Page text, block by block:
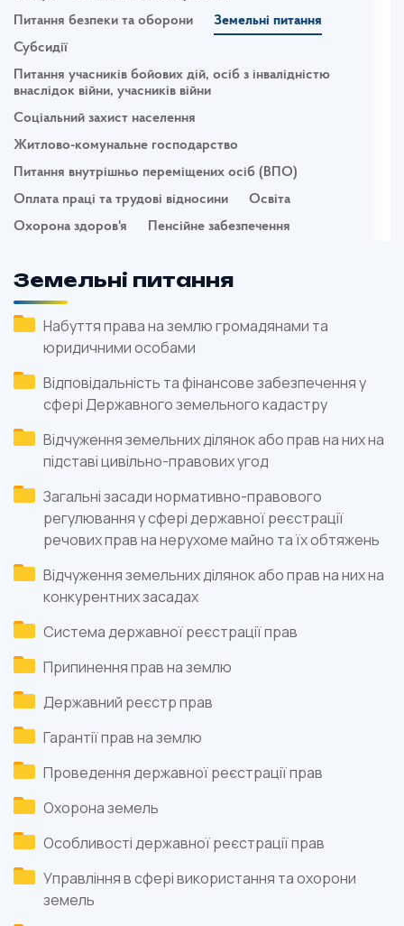
Питання безпеки та оборони
Земельні питання
Субсидії
Питання учасників бойових дій, осіб з інвалідністю
внаслідок війни, учасників війни
Соціальний захист населення
Житлово-комунальне господарство
Питання внутрішньо переміщених осіб (ВПО)
Оплата праці та трудові відносини
Освіта
Охорона здоров'я
Пенсійне забезпечення
Земельні питання
Набуття права на землю громадянами та
юридичними особами
Відповідальність та фінансове забезпечення у
сфері Державного земельного кадастру
Відчуження земельних ділянок або прав на них на
підставі цивільно-правових угод
Загальні засади нормативно-правового
регулювання у сфері державної реєстрації
речових прав на нерухоме майно та їх обтяжень
Відчуження земельних ділянок або прав на них на
конкурентних засадах
Система державної реєстрації прав
Припинення прав на землю
Державний реєстр прав
Гарантії прав на землю
Проведення державної реєстрації прав
Охорона земель
Особливості державної реєстрації прав
Управління в сфері використання та охорони
земель